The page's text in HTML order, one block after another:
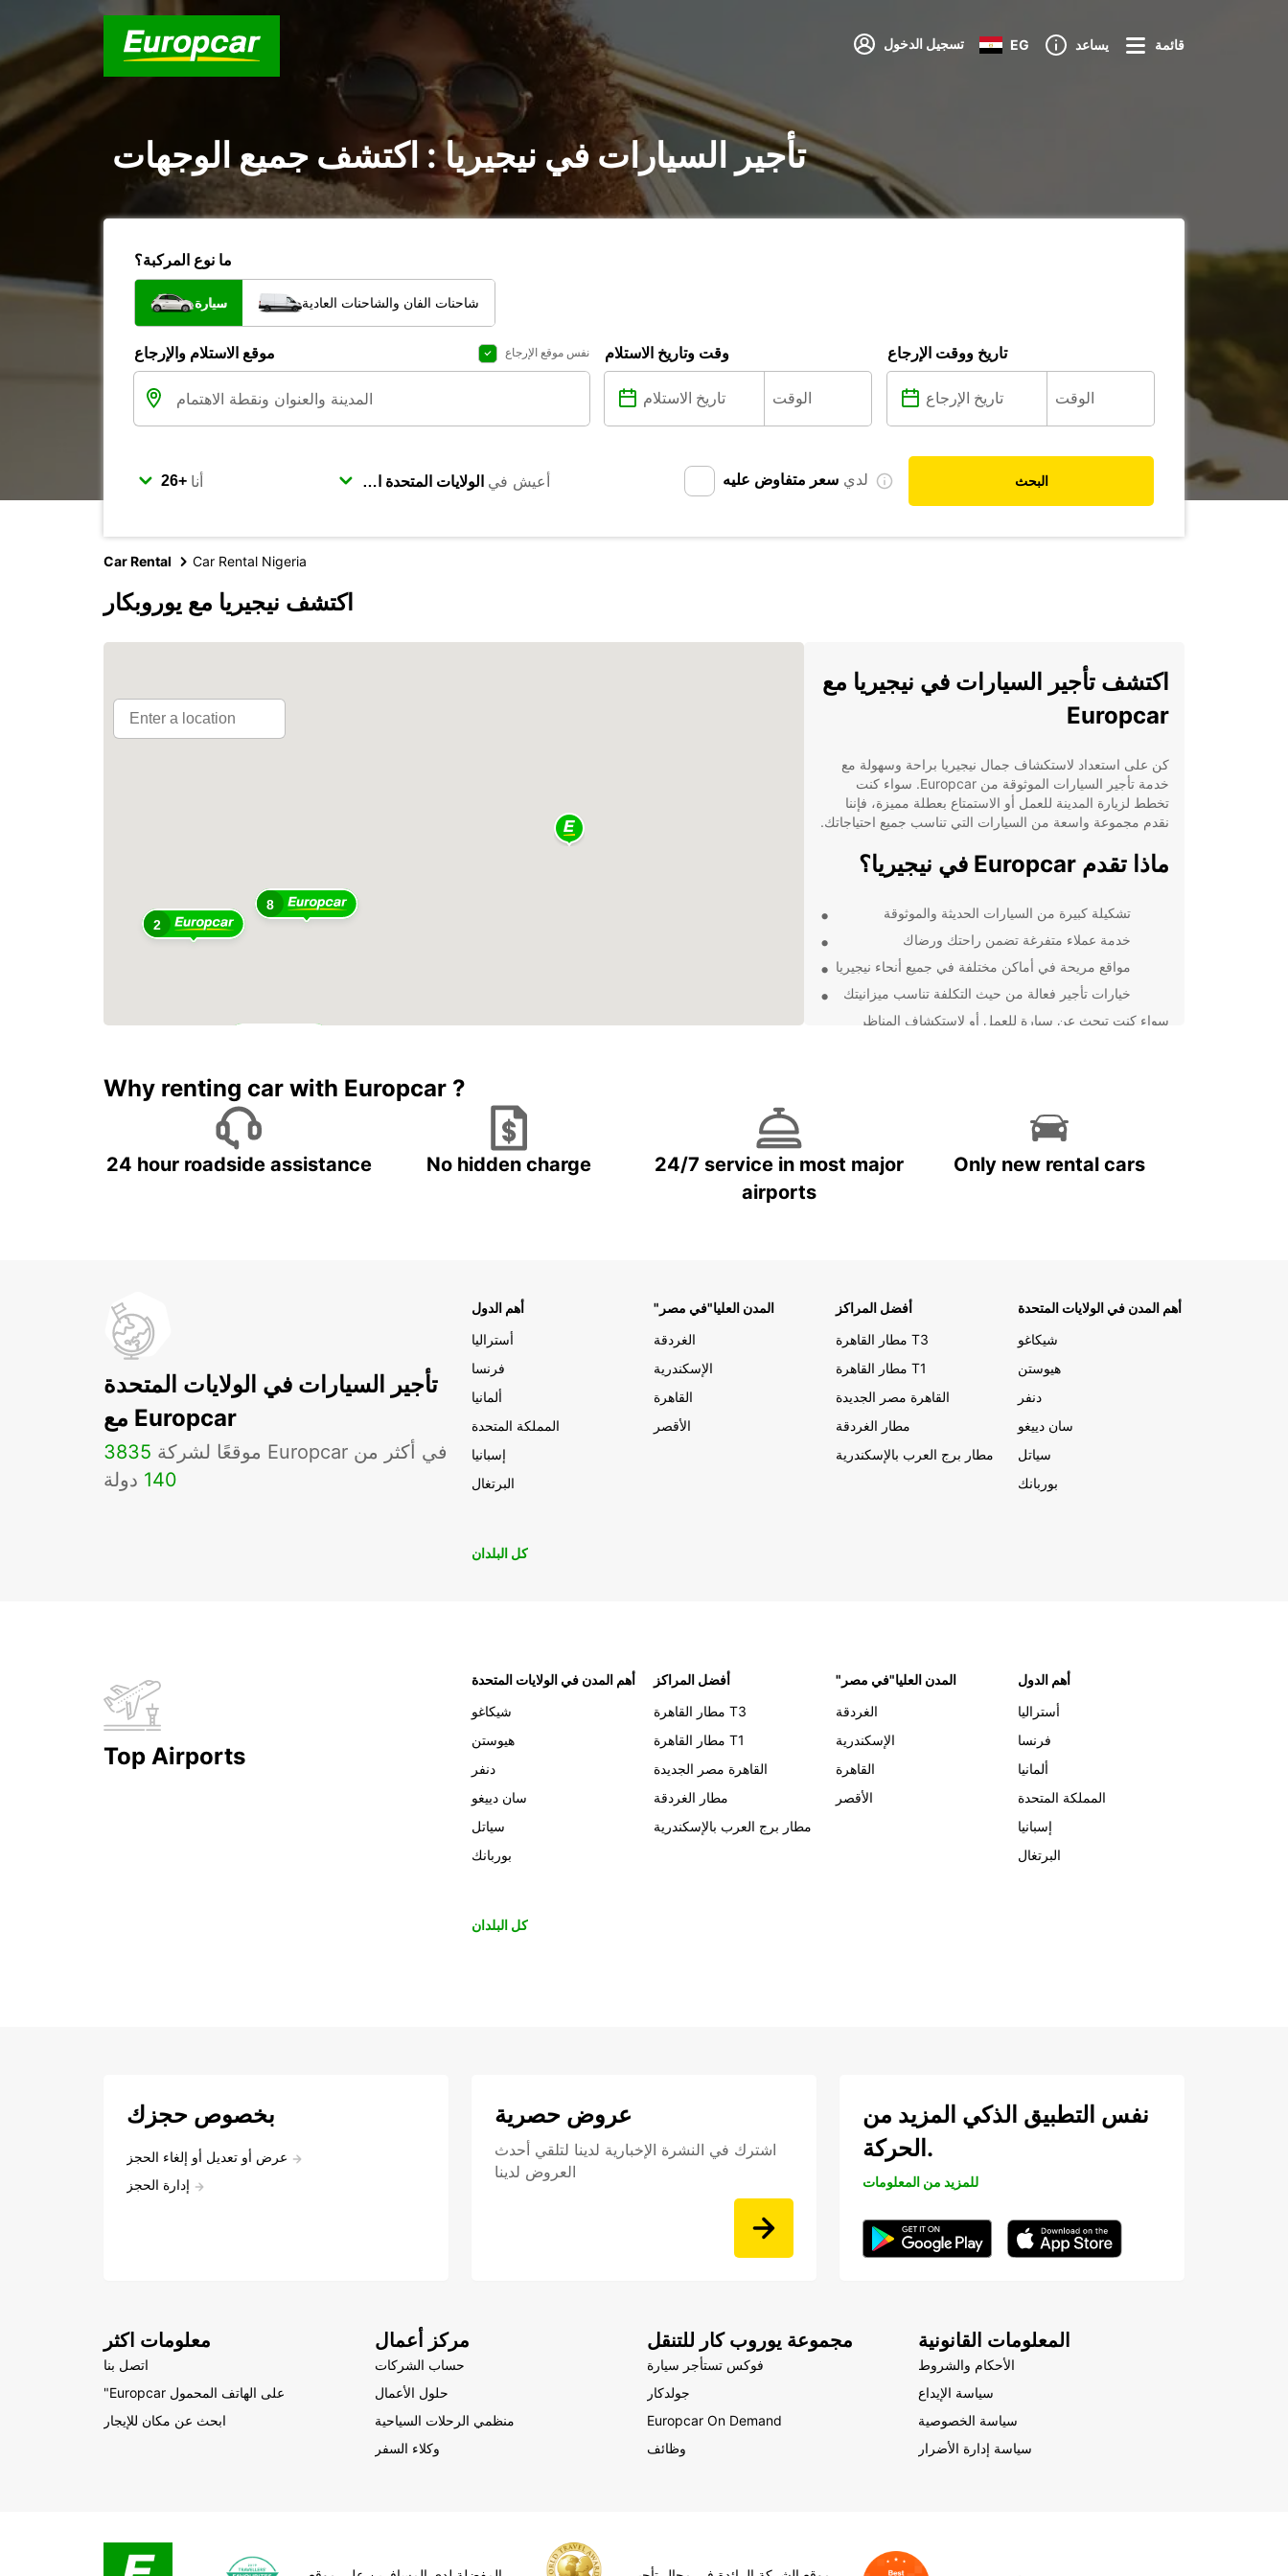
تسجيل الدخول EG يساعد قائمة
تأجير السيارات في نيجيريا : اكتشف جميع الوجهات
ما نوع المركبة؟
سيارة شاحنات الفان والشاحنات العادية
موقع الاستلام والإرجاع نفس موقع الإرجاع وقت وتاريخ الاستلام تاريخ ووقت الإرجاع
أنا أعيش في لدي سعر متفاوض عليه البحث
Car Rental Car Rental Nigeria
اكتشف نيجيريا مع يوروبكار
8
2
اكتشف تأجير السيارات في نيجيريا مع
Europcar
كن على استعداد لاستكشاف جمال نيجيريا براحة وسهولة مع
خدمة تأجير السيارات الموثوقة من Europcar. سواء كنت
تخطط لزيارة المدينة للعمل أو الاستمتاع بعطلة مميزة، فإننا
نقدم مجموعة واسعة من السيارات التي تناسب جميع احتياجاتك.
ماذا تقدم Europcar في نيجيريا؟
تشكيلة كبيرة من السيارات الحديثة والموثوقة
خدمة عملاء متفرغة تضمن راحتك ورضاك
مواقع مريحة في أماكن مختلفة في جميع أنحاء نيجيريا
خيارات تأجير فعالة من حيث التكلفة تناسب ميزانيتك
سواء كنت تبحث عن سيارة للعمل أو لاستكشاف المناظر
Why renting car with Europcar ?
24 hour roadside assistance No hidden charge
24/7 service in most major
airports
Only new rental cars
تأجير السيارات في الولايات المتحدة
مع Europcar
3835
موقعًا لشركة Europcar في أكثر من
140 دولة
أهم الدول
أستراليا
فرنسا
ألمانيا
المملكة المتحدة
إسبانيا
البرتغال
"المدن العليا"في مصر
الغردقة
الإسكندرية
القاهرة
الأقصر
أفضل المراكز
مطار القاهرة T3
مطار القاهرة T1
القاهرة مصر الجديدة
مطار الغردقة
مطار برج العرب بالإسكندرية
أهم المدن في الولايات المتحدة
شيكاغو
هيوستن
دنفر
سان دييغو
سياتل
بوربانك
كل البلدان
Top Airports
أهم المدن في الولايات المتحدة
شيكاغو
هيوستن
دنفر
سان دييغو
سياتل
بوربانك
أفضل المراكز
مطار القاهرة T3
مطار القاهرة T1
القاهرة مصر الجديدة
مطار الغردقة
مطار برج العرب بالإسكندرية
"المدن العليا"في مصر
الغردقة
الإسكندرية
القاهرة
الأقصر
أهم الدول
أستراليا
فرنسا
ألمانيا
المملكة المتحدة
إسبانيا
البرتغال
كل البلدان
بخصوص حجزك
عرض أو تعديل أو إلغاء الحجز
إدارة الحجز
عروض حصرية
اشترك في النشرة الإخبارية لدينا لتلقي أحدث
العروض لدينا
نفس التطبيق الذكي المزيد من
الحركة.
للمزيد من المعلومات
معلومات اكثر
اتصل بنا
"Europcar على الهاتف المحمول
ابحث عن مكان للإيجار
مركز أعمال
حساب الشركات
حلول الأعمال
منظمي الرحلات السياحية
وكلاء السفر
مجموعة يوروب كار للتنقل
فوكس تستأجر سيارة
جولدكار
Europcar On Demand
وظائف
المعلومات القانونية
الأحكام والشروط
سياسة الإيداع
سياسة الخصوصية
سياسة إدارة الأضرار